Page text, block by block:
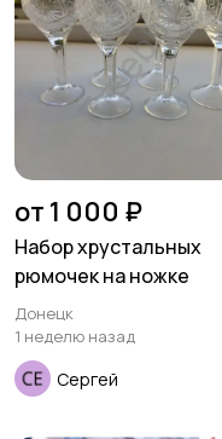
от 1 000 ₽
Набор хрустальных
рюмочек на ножке
Донецк
1 неделю назад
Сергей